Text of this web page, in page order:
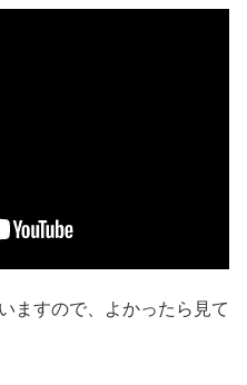
ますので、よかったら見て